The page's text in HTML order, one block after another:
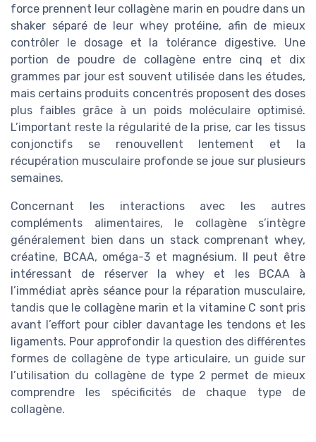
force prennent leur collagène marin en poudre dans un
shaker séparé de leur whey protéine, afin de mieux
contrôler le dosage et la tolérance digestive. Une
portion de poudre de collagène entre cinq et dix
grammes par jour est souvent utilisée dans les études,
mais certains produits concentrés proposent des doses
plus faibles grâce à un poids moléculaire optimisé.
L’important reste la régularité de la prise, car les tissus
conjonctifs se renouvellent lentement et la
récupération musculaire profonde se joue sur plusieurs
semaines.
Concernant les interactions avec les autres
compléments alimentaires, le collagène s’intègre
généralement bien dans un stack comprenant whey,
créatine, BCAA, oméga-3 et magnésium. Il peut être
intéressant de réserver la whey et les BCAA à
l’immédiat après séance pour la réparation musculaire,
tandis que le collagène marin et la vitamine C sont pris
avant l’effort pour cibler davantage les tendons et les
ligaments. Pour approfondir la question des différentes
formes de collagène de type articulaire, un guide sur
l’utilisation du collagène de type 2 permet de mieux
comprendre les spécificités de chaque type de
collagène.